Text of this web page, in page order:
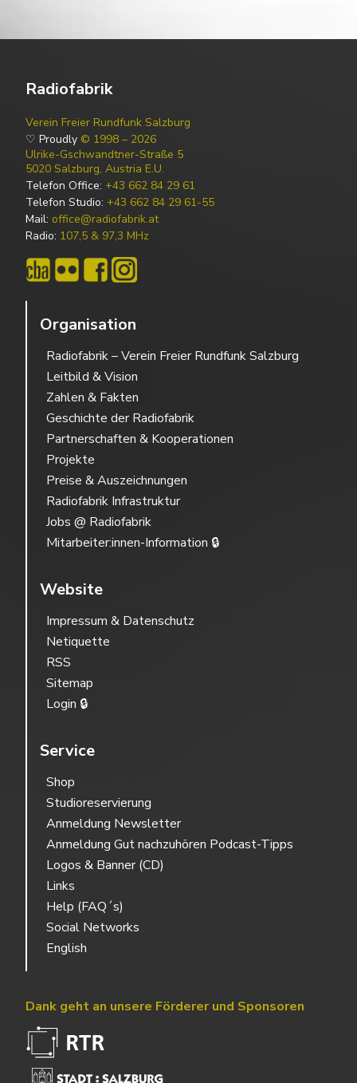
Radiofabrik
Verein Freier Rundfunk Salzburg
♡ Proudly © 1998 – 2026
Ulrike-Gschwandtner-Straße 5
5020 Salzburg, Austria E.U.
Telefon Office: +43 662 84 29 61
Telefon Studio: +43 662 84 29 61-55
Mail: office@radiofabrik.at
Radio: 107,5 & 97,3 MHz
Organisation
Radiofabrik – Verein Freier Rundfunk Salzburg
Leitbild & Vision
Zahlen & Fakten
Geschichte der Radiofabrik
Partnerschaften & Kooperationen
Projekte
Preise & Auszeichnungen
Radiofabrik Infrastruktur
Jobs @ Radiofabrik
Mitarbeiter:innen-Information 🔒
Website
Impressum & Datenschutz
Netiquette
RSS
Sitemap
Login 🔒
Service
Shop
Studioreservierung
Anmeldung Newsletter
Anmeldung Gut nachzuhören Podcast-Tipps
Logos & Banner (CD)
Links
Help (FAQ´s)
Social Networks
English
Dank geht an unsere Förderer und Sponsoren